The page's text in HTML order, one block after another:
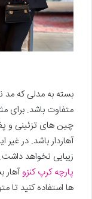
بسته به مدلی که مد
متفاوت باشد. برای
چین های تزئینی و
آهاردار باشد. در
زیبایی نخواهد
پارچه کرپ کنزوآهار
ها استفاده کنید تا